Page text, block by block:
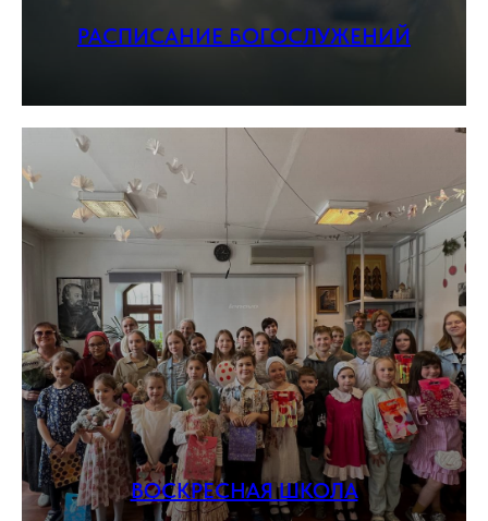
РАСПИСАНИЕ БОГОСЛУЖЕНИЙ
ВОСКРЕСНАЯ ШКОЛА